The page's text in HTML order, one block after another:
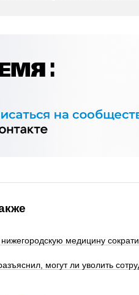
медицину
могут ли уволить